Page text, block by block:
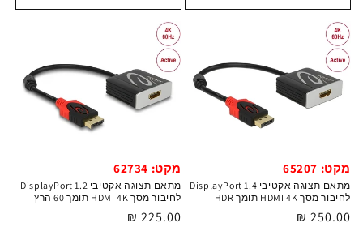
מקט: 65207
מתאם תצוגה אקטיבי DisplayPort 1.4
לחיבור מסך HDMI 4K תומך HDR
מחיר
250.00 ₪
מקט: 62734
מתאם תצוגה אקטיבי DisplayPort 1.2
לחיבור מסך HDMI 4K תומך 60 הרץ
מחיר
225.00 ₪